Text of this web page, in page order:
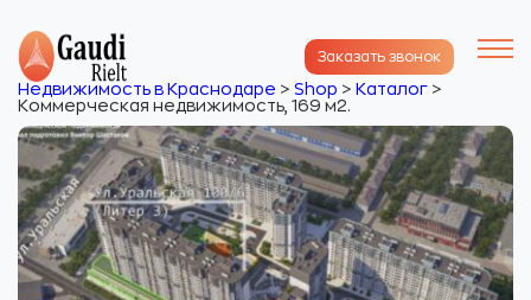
Заказать звонок
Недвижимость в Краснодаре > Shop > Каталог >
Коммерческая недвижимость, 169 м2.